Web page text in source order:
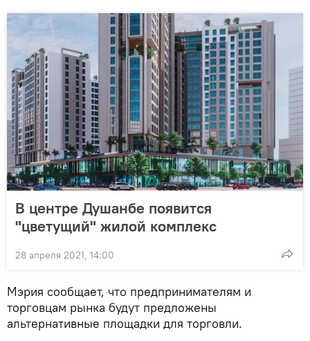
В центре Душанбе появится
"цветущий" жилой комплекс
28 апреля 2021, 14:00
Мэрия сообщает, что предпринимателям и
торговцам рынка будут предложены
альтернативные площадки для торговли.